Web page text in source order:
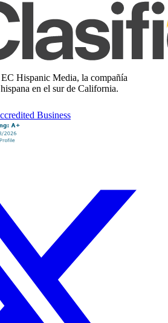
Hispanic Media, la compañía
en el sur de California.
Business